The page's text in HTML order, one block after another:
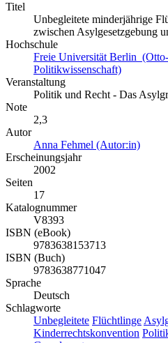
Titel
Unbegleitete minderjährige
zwischen Asylgesetzgebung
Hochschule
Freie Universität Berlin
Politikwissenschaft)
Veranstaltung
Politik und Recht - Das
Note
2,3
Autor
Anna Fehmel (Autor:in)
Erscheinungsjahr
2002
Seiten
17
Katalognummer
V8393
ISBN (eBook)
9783638153713
ISBN (Buch)
9783638771047
Sprache
Deutsch
Schlagworte
Unbegleitete Flüchtlinge
Kinderrechtskonvention